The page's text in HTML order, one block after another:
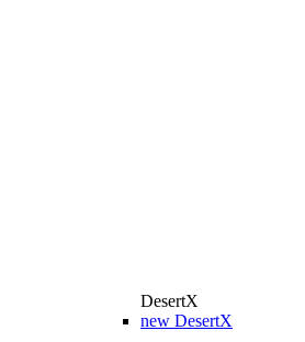
DesertX
new DesertX